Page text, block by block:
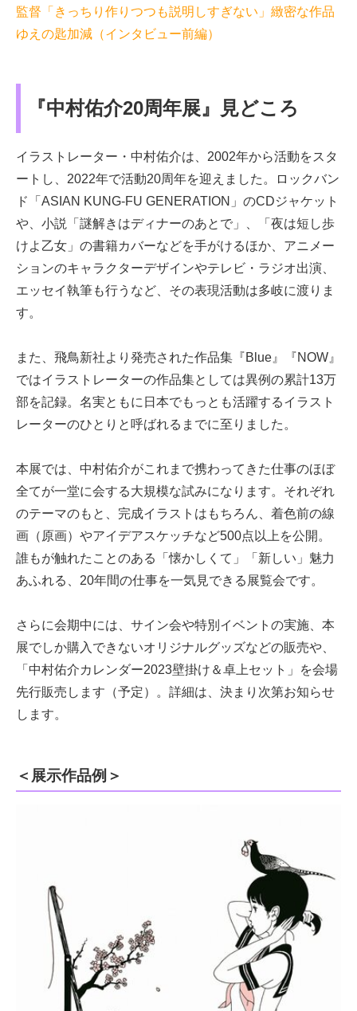
監督「きっちり作りつつも説明しすぎない」緻密な作品
ゆえの匙加減（インタビュー前編）
『中村佑介20周年展』見どころ
イラストレーター・中村佑介は、2002年から活動をスタ
ートし、2022年で活動20周年を迎えました。ロックバン
ド「ASIAN KUNG-FU GENERATION」のCDジャケット
や、小説「謎解きはディナーのあとで」、「夜は短し歩
けよ乙女」の書籍カバーなどを手がけるほか、アニメー
ションのキャラクターデザインやテレビ・ラジオ出演、
エッセイ執筆も行うなど、その表現活動は多岐に渡りま
す。
また、飛鳥新社より発売された作品集『Blue』『NOW』
ではイラストレーターの作品集としては異例の累計13万
部を記録。名実ともに日本でもっとも活躍するイラスト
レーターのひとりと呼ばれるまでに至りました。
本展では、中村佑介がこれまで携わってきた仕事のほぼ
全てが一堂に会する大規模な試みになります。それぞれ
のテーマのもと、完成イラストはもちろん、着色前の線
画（原画）やアイデアスケッチなど500点以上を公開。
誰もが触れたことのある「懐かしくて」「新しい」魅力
あふれる、20年間の仕事を一気見できる展覧会です。
さらに会期中には、サイン会や特別イベントの実施、本
展でしか購入できないオリジナルグッズなどの販売や、
「中村佑介カレンダー2023壁掛け＆卓上セット」を会場
先行販売します（予定）。詳細は、決まり次第お知らせ
します。
＜展示作品例＞